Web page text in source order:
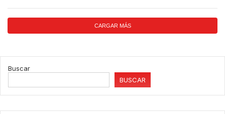
CARGAR MÁS
Buscar
BUSCAR